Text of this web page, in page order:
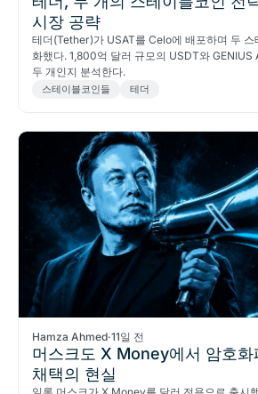
시장 공략
테더(Tether)가 USAT를 Celo에 배포하며 두 스
화했다. 1,800억 달러 규모의 USDT와 GENIUS
두 개인지 분석한다.
스테이블코인들 테더
Hamza Ahmed·11일 전
머스크도 X Money에서 암호화
채택의 현실